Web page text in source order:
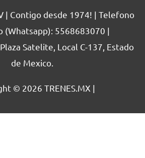
| Contigo desde 1974! | Telefono
(Whatsapp): 5568683070 |
Satelite, Local C-137, Estado
de Mexico.
© 2026 TRENES.MX |